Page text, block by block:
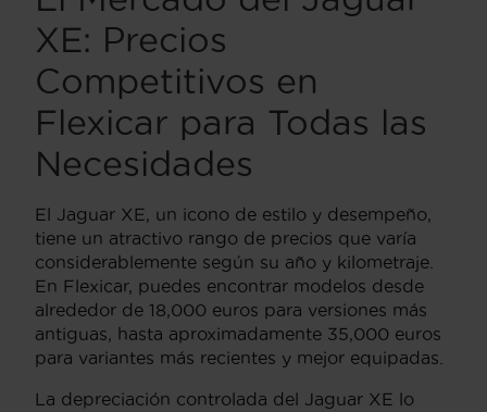
XE: Precios
Competitivos en
Flexicar para Todas las
Necesidades
El Jaguar XE, un icono de estilo y desempeño,
tiene un atractivo rango de precios que varía
considerablemente según su año y kilometraje.
En Flexicar, puedes encontrar modelos desde
alrededor de 18,000 euros para versiones más
antiguas, hasta aproximadamente 35,000 euros
para variantes más recientes y mejor equipadas.
La depreciación controlada del Jaguar XE lo